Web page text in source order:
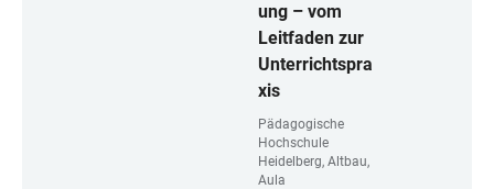
ung – vom
Leitfaden zur
Unterrichtspra
xis
Pädagogische
Hochschule
Heidelberg, Altbau,
Aula